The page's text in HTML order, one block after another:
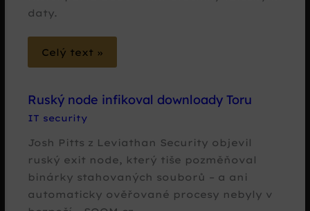
daty.
Celý text »
Ruský node infikoval downloady Toru
IT security
Josh Pitts z Leviathan Security objevil
ruský exit node, který tiše pozměňoval
binárky stahovaných souborů – a ani
automaticky ověřované procesy nebyly v